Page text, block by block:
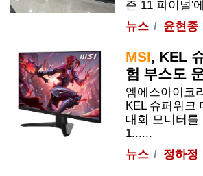
즌 11 파이널'
뉴스
윤현종
MSI, KEL
험 부스도
엠에스아이코
KEL 슈퍼위크
대회 모니터를
1......
뉴스
정하정